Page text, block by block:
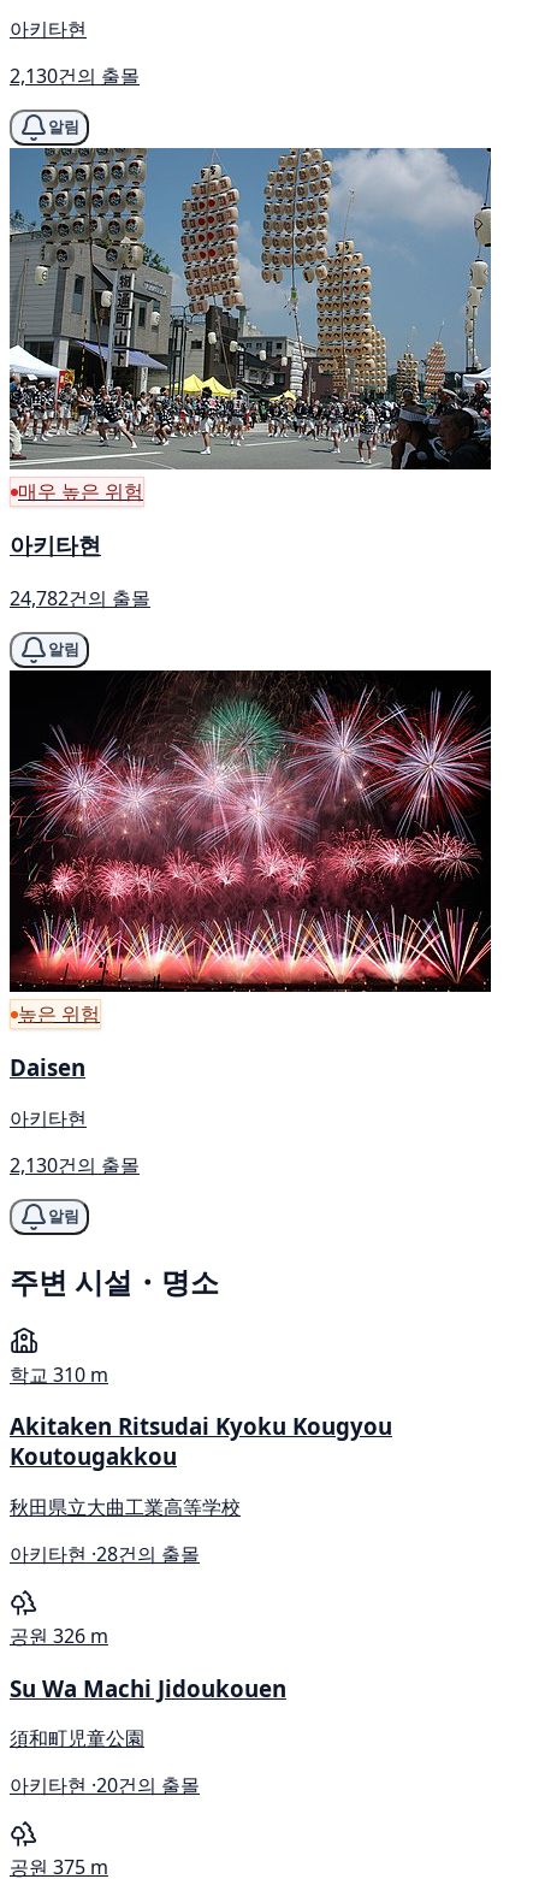
아키타현
2,130건의 출몰
알림
매우 높은 위험
아키타현
24,782건의 출몰
알림
높은 위험
Daisen
아키타현
2,130건의 출몰
알림
주변 시설・명소
학교 310 m
Akitaken Ritsudai Kyoku Kougyou
Koutougakkou
秋田県立大曲工業高等学校
아키타현 ·28건의 출몰
공원 326 m
Su Wa Machi Jidoukouen
須和町児童公園
아키타현 ·20건의 출몰
공원 375 m